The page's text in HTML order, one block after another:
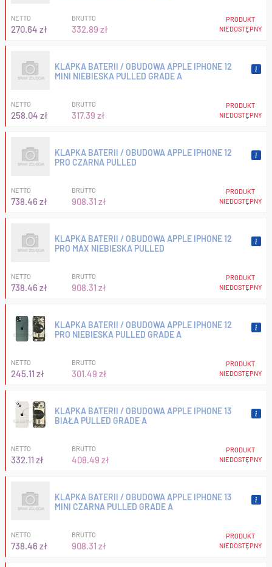
NETTO
270.64 zł
BRUTTO
332.89 zł
PRODUKT
NIEDOSTĘPNY
KLAPKA BATERII / OBUDOWA APPLE IPHONE 12
MINI NIEBIESKA PULLED GRADE A
NETTO
258.04 zł
BRUTTO
317.39 zł
PRODUKT
NIEDOSTĘPNY
KLAPKA BATERII / OBUDOWA APPLE IPHONE 12
PRO CZARNA PULLED
NETTO
738.46 zł
BRUTTO
908.31 zł
PRODUKT
NIEDOSTĘPNY
KLAPKA BATERII / OBUDOWA APPLE IPHONE 12
PRO MAX NIEBIESKA PULLED
NETTO
738.46 zł
BRUTTO
908.31 zł
PRODUKT
NIEDOSTĘPNY
KLAPKA BATERII / OBUDOWA APPLE IPHONE 12
PRO NIEBIESKA PULLED GRADE A
NETTO
245.11 zł
BRUTTO
301.49 zł
PRODUKT
NIEDOSTĘPNY
KLAPKA BATERII / OBUDOWA APPLE IPHONE 13
BIAŁA PULLED GRADE A
NETTO
332.11 zł
BRUTTO
408.49 zł
PRODUKT
NIEDOSTĘPNY
KLAPKA BATERII / OBUDOWA APPLE IPHONE 13
MINI CZARNA PULLED GRADE A
NETTO
738.46 zł
BRUTTO
908.31 zł
PRODUKT
NIEDOSTĘPNY